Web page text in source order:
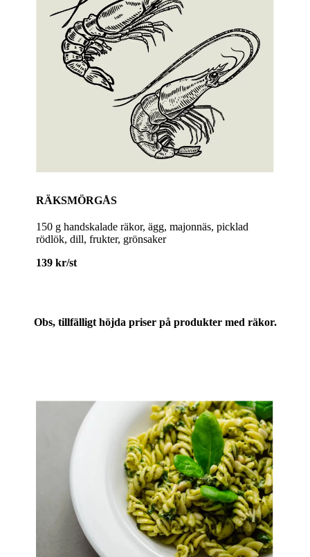
RÄKSMÖRGÅS
150 g handskalade räkor, ägg, majonnäs, picklad
rödlök, dill, frukter, grönsaker
139 kr/st
Obs, tillfälligt höjda priser på produkter med räkor.